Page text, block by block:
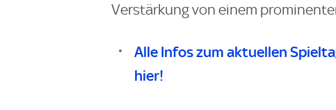
Verstärkung von einem
Alle Infos zum aktuellen
hier!